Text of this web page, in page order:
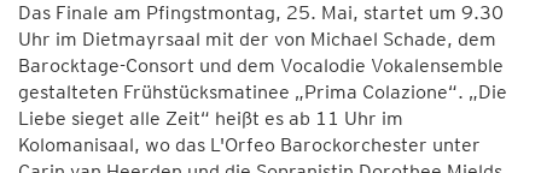
Das Finale am Pfingstmontag, 25. Mai, startet um 9.30
Uhr im Dietmayrsaal mit der von Michael Schade, dem
Barocktage-Consort und dem Vocalodie Vokalensemble
gestalteten Frühstücksmatinee „Prima Colazione“. „Die
Liebe sieget alle Zeit“ heißt es ab 11 Uhr im
Kolomanisaal, wo das L'Orfeo Barockorchester unter